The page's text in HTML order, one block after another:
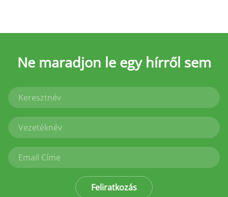
Ne maradjon le egy hírről sem
Feliratkozás